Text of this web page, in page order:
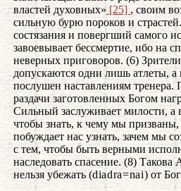
властей духовных»[25] , своим
сильную бурю пороков и
состязания и повергший самого
завоевывает бессмертие, ибо на
неверных приговоров. (6)
допускаются одни лишь атлеты,
послушен наставлениям тренера.
раздачи заготовленных Богом
Сильный заслуживает милости,
чтобы знать, к чему мы призваны,
побуждает нас узнать, зачем мы
с тем, чтобы быть верными
наследовать спасение. (8) Такова
нельзя убежать (diadra=nai) от